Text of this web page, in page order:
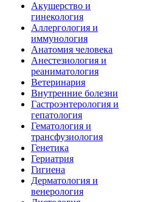
Акушерство и
гинекология
Аллергология и
иммунология
Анатомия человека
Анестезиология и
реаниматология
Ветеринария
Внутренние болезни
Гастроэнтерология и
гепатология
Гематология и
трансфузиология
Генетика
Гериатрия
Гигиена
Дерматология и
венерология